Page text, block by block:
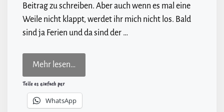
Beitrag zu schreiben. Aber auch wenn es mal eine
Weile nicht klappt, werdet ihr mich nicht los. Bald
sind ja Ferien und da sind der …
Mehr lesen…
Teile es einfach per
WhatsApp